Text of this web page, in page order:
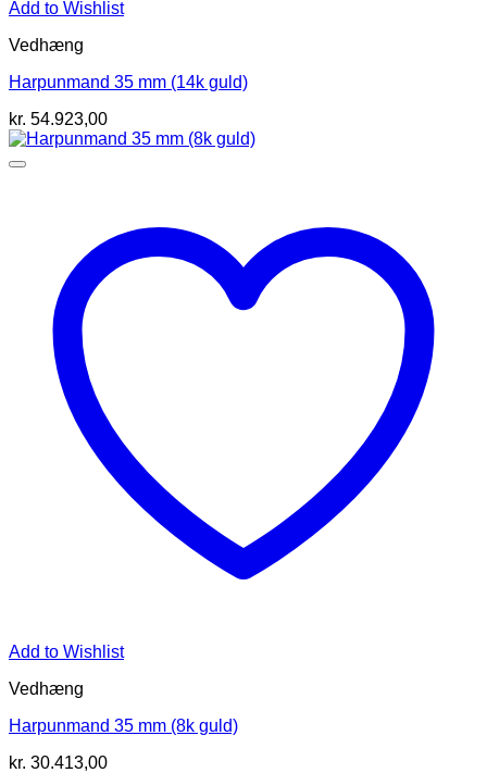
Add to Wishlist
Vedhæng
Harpunmand 35 mm (14k guld)
kr. 54.923,00
Add to Wishlist
Vedhæng
Harpunmand 35 mm (8k guld)
kr. 30.413,00